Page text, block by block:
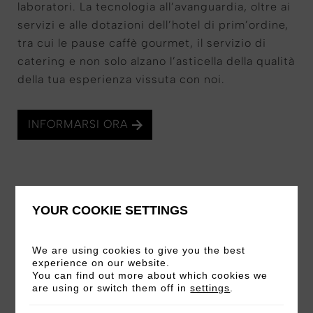
laboratori. La tecnologia all’avanguardia, oltre ai
servizi e alle dotazioni dell’hotel di prim’ordine,
tra cui le pause caffè gourmet, il servizio di
catering e non solo alzano l’asticella della qualità
della tua esperienza vissuta con noi.
INFORMARSI ORA
Ristorante e Bar
Per un’atmosfera contemporanea, il ristorante e
YOUR COOKIE SETTINGS
We are using cookies to give you the best
experience on our website.
You can find out more about which cookies we
are using or switch them off insettings